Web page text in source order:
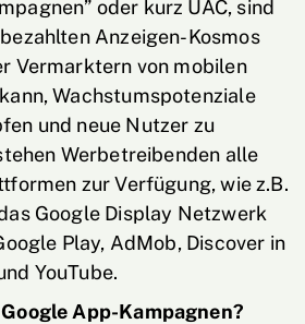
oder kurz UAC, sind
Anzeigen-Kosmos
Vermarktern von mobilen
Wachstumspotenziale
und neue Nutzer zu
Werbetreibenden alle
zur Verfügung, wie z.B.
Google Display Netzwerk
Play, AdMob, Discover in
YouTube.
App-Kampagnen?